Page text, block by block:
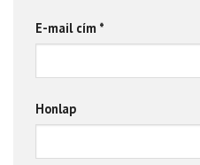
E-mail cím *
Honlap